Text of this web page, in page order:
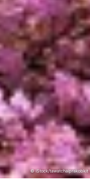
© iStock/tawatchaiprakobkit